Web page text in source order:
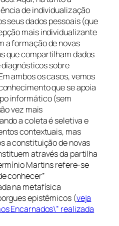
de individualização
seus dados pessoais (que
mais individualizante
a formação de novas
que compartilham dados
sobre
ambos os casos, vemos
que se apoia
informático (sem
vez mais
a coleta é seletiva e
contextuais, mas
a constituição de novas
através da partilha
Martins refere-se
conhecer”
na metafísica
epistêmicos (veja
Encarnados\” realizada